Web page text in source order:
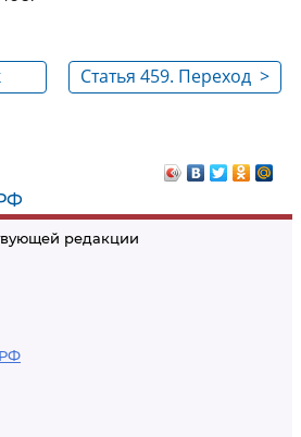
редакции
>
Статья 459. Переход